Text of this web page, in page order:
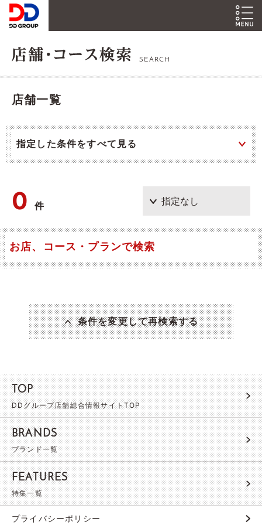
SEARCH
店舗一覧
指定した条件をすべて見る
0件
お店、コース・プランで検索
条件を変更して再検索する
TOP
DDグループ店舗総合情報サイトTOP
BRANDS
ブランド一覧
FEATURES
特集一覧
プライバシーポリシー